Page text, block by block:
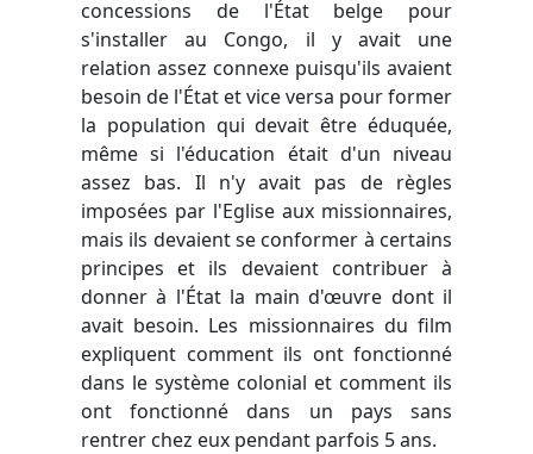
concessions de l'État belge pour
s'installer au Congo, il y avait une
relation assez connexe puisqu'ils avaient
besoin de l'État et vice versa pour former
la population qui devait être éduquée,
même si l'éducation était d'un niveau
assez bas. Il n'y avait pas de règles
imposées par l'Eglise aux missionnaires,
mais ils devaient se conformer à certains
principes et ils devaient contribuer à
donner à l'État la main d'œuvre dont il
avait besoin. Les missionnaires du film
expliquent comment ils ont fonctionné
dans le système colonial et comment ils
ont fonctionné dans un pays sans
rentrer chez eux pendant parfois 5 ans.